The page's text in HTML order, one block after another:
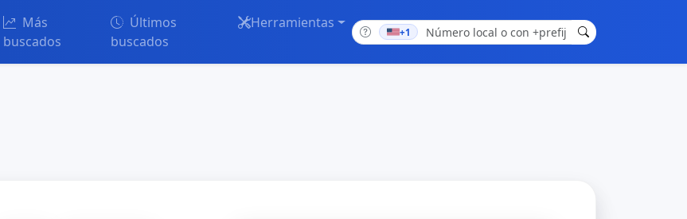
Más
buscados
Últimos
buscados
Herramientas
+1